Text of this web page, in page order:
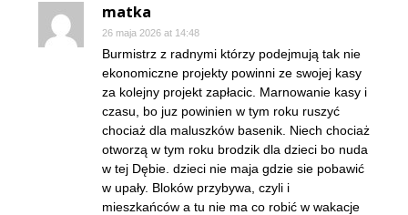
matka
26 maja 2026 at 14:48
Burmistrz z radnymi którzy podejmują tak nie
ekonomiczne projekty powinni ze swojej kasy
za kolejny projekt zapłacic. Marnowanie kasy i
czasu, bo juz powinien w tym roku ruszyć
chociaż dla maluszków basenik. Niech chociaż
otworzą w tym roku brodzik dla dzieci bo nuda
w tej Dębie. dzieci nie maja gdzie sie pobawić
w upały. Bloków przybywa, czyli i
mieszkańców a tu nie ma co robić w wakacje